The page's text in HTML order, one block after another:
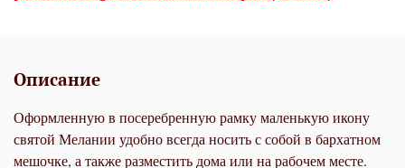
Описание
Оформленную в посеребренную рамку маленькую икону
святой Мелании удобно всегда носить с собой в бархатном
мешочке, а также разместить дома или на рабочем месте.